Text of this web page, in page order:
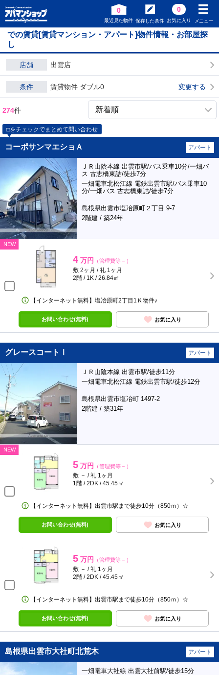
0
最近見た物件 保存した条件
0
お気に入り メニュー
での賃貸[賃貸マンション・アパート]物件情報・お部屋探
し
店舗 出雲店
条件 賃貸物件 ダブル0 変更する
274件
□をチェックでまとめて問い合わせ
コーポサンマエショＡ アパート
ＪＲ山陰本線 出雲市駅/バス乗車10分/一畑バ
ス 古志橋東詰/徒歩7分
一畑電車北松江線 電鉄出雲市駅/バス乗車10
分/一畑バス 古志橋東詰/徒歩7分
島根県出雲市塩冶原町２丁目 9-7
2階建 / 築24年
NEW
4 万円 （管理費等－）
敷 2ヶ月 / 礼 1ヶ月
2階 / 1K / 26.84㎡
【インターネット無料】塩冶原町2丁目1Ｋ物件♪
お問い合わせ(無料) お気に入り
グレースコートⅠ アパート
ＪＲ山陰本線 出雲市駅/徒歩11分
一畑電車北松江線 電鉄出雲市駅/徒歩12分
島根県出雲市塩冶町 1497-2
2階建 / 築31年
NEW
5 万円 （管理費等－）
敷 － / 礼 1ヶ月
1階 / 2DK / 45.45㎡
【インターネット無料】出雲市駅まで徒歩10分（850ｍ）☆
お問い合わせ(無料) お気に入り
5 万円 （管理費等－）
敷 － / 礼 1ヶ月
2階 / 2DK / 45.45㎡
【インターネット無料】出雲市駅まで徒歩10分（850ｍ）☆
お問い合わせ(無料) お気に入り
島根県出雲市大社町北荒木 アパート
一畑電車大社線 出雲大社前駅/徒歩15分